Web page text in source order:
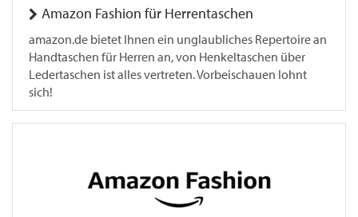
Amazon Fashion für Herrentaschen
amazon.de bietet Ihnen ein unglaubliches Repertoire an
Handtaschen für Herren an, von Henkeltaschen über
Ledertaschen ist alles vertreten. Vorbeischauen lohnt
sich!